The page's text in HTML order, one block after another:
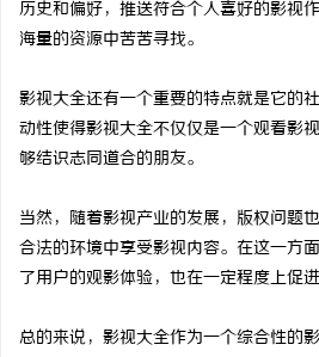
历史和偏好，推送符合个人喜好的影视
海量的资源中苦苦寻找。
影视大全还有一个重要的特点就是它的
动性使得影视大全不仅仅是一个观看影
够结识志同道合的朋友。
当然，随着影视产业的发展，版权问题
合法的环境中享受影视内容。在这一方
了用户的观影体验，也在一定程度上促
总的来说，影视大全作为一个综合性的